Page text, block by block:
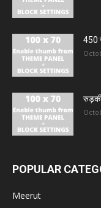
450
POPULAR
Meerut